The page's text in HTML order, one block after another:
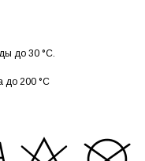
до 30 °C.
до 200 °C